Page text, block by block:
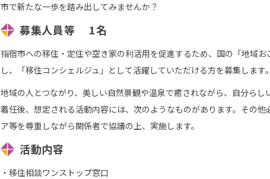
市で新たな一歩を踏み出してみませんか？
募集人員等 1名
指宿市への移住・定住や空き家の利活用を促進するため、国の「地域
し、「移住コンシェルジュ」として活躍していただける方を募集します
地域の人とつながり、美しい自然景観や温泉で癒されながら、自分ら
着任後、想定される活動内容には、次のようなものがあります。その
ア等を尊重しながら関係者で協議の上、実施します。
活動内容
・移住相談ワンストップ窓口